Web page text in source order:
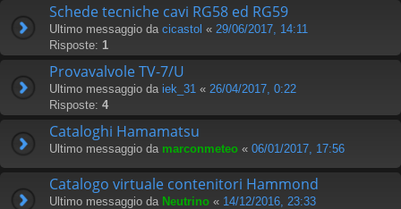
Schede tecniche cavi RG58 ed RG59
Ultimo messaggio da cicastol « 29/06/2017, 14:11
Risposte: 1
Provavalvole TV-7/U
Ultimo messaggio da iek_31 « 26/04/2017, 0:22
Risposte: 4
Cataloghi Hamamatsu
Ultimo messaggio da marconmeteo « 06/01/2017, 17:56
Catalogo virtuale contenitori Hammond
Ultimo messaggio da Neutrino « 14/12/2016, 23:33